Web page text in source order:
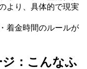
より、具体的で現実
着金時間のルールが
：こんなふ